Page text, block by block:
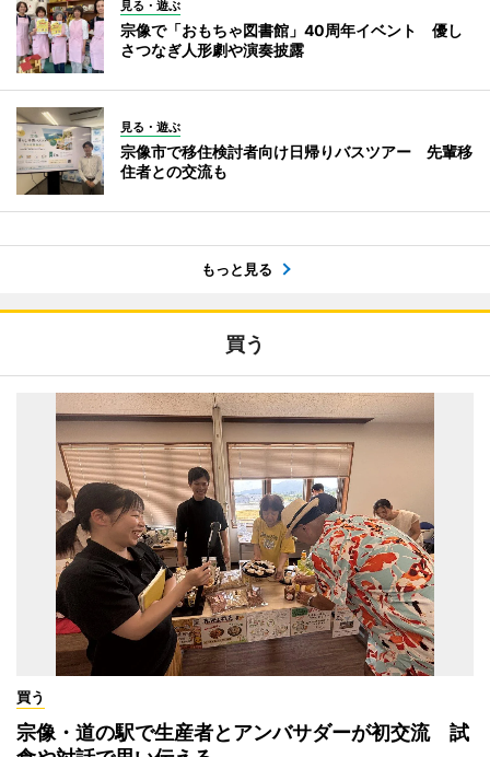
見る・遊ぶ
宗像で「おもちゃ図書館」40周年イベント 優し
さつなぎ人形劇や演奏披露
見る・遊ぶ
宗像市で移住検討者向け日帰りバスツアー 先輩移
住者との交流も
もっと見る
買う
買う
宗像・道の駅で生産者とアンバサダーが初交流 試